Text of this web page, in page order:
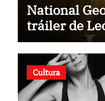
National
tráiler de
Cultura